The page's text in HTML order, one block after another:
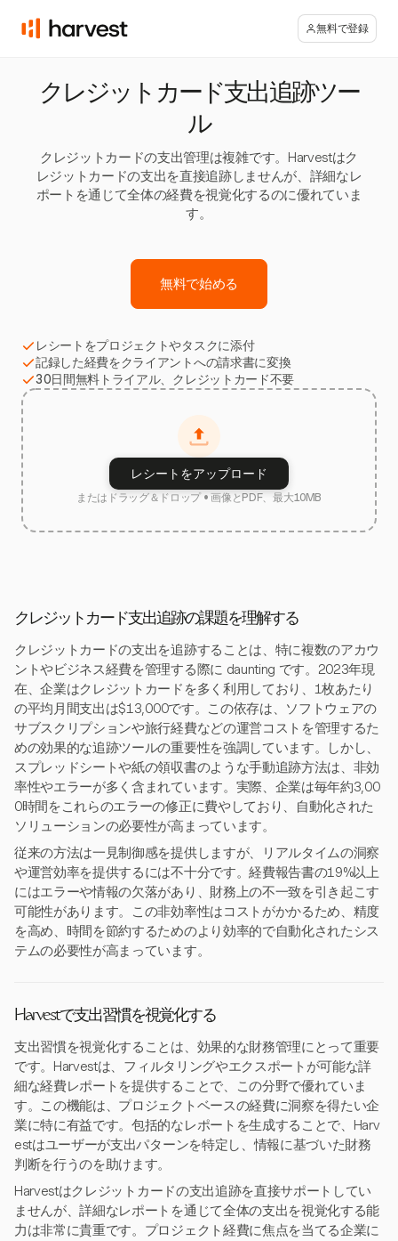
無料で登録
クレジットカード支出追跡ツー
ル
クレジットカードの支出管理は複雑です。Harvestはク
レジットカードの支出を直接追跡しませんが、詳細なレ
ポートを通じて全体の経費を視覚化するのに優れていま
す。
無料で始める
レシートをプロジェクトやタスクに添付
記録した経費をクライアントへの請求書に変換
30日間無料トライアル、クレジットカード不要
レシートをアップロード
またはドラッグ＆ドロップ • 画像とPDF、最大10MB
クレジットカード支出追跡の課題を理解する
クレジットカードの支出を追跡することは、特に複数のアカウ
ントやビジネス経費を管理する際に daunting です。2023年現
在、企業はクレジットカードを多く利用しており、1枚あたり
の平均月間支出は$13,000です。この依存は、ソフトウェアの
サブスクリプションや旅行経費などの運営コストを管理するた
めの効果的な追跡ツールの重要性を強調しています。しかし、
スプレッドシートや紙の領収書のような手動追跡方法は、非効
率性やエラーが多く含まれています。実際、企業は毎年約3,00
0時間をこれらのエラーの修正に費やしており、自動化された
ソリューションの必要性が高まっています。
従来の方法は一見制御感を提供しますが、リアルタイムの洞察
や運営効率を提供するには不十分です。経費報告書の19%以上
にはエラーや情報の欠落があり、財務上の不一致を引き起こす
可能性があります。この非効率性はコストがかかるため、精度
を高め、時間を節約するためのより効率的で自動化されたシス
テムの必要性が高まっています。
Harvestで支出習慣を視覚化する
支出習慣を視覚化することは、効果的な財務管理にとって重要
です。Harvestは、フィルタリングやエクスポートが可能な詳
細な経費レポートを提供することで、この分野で優れていま
す。この機能は、プロジェクトベースの経費に洞察を得たい企
業に特に有益です。包括的なレポートを生成することで、Harv
estはユーザーが支出パターンを特定し、情報に基づいた財務
判断を行うのを助けます。
Harvestはクレジットカードの支出追跡を直接サポートしてい
ませんが、詳細なレポートを通じて全体の支出を視覚化する能
力は非常に貴重です。プロジェクト経費に焦点を当てる企業に